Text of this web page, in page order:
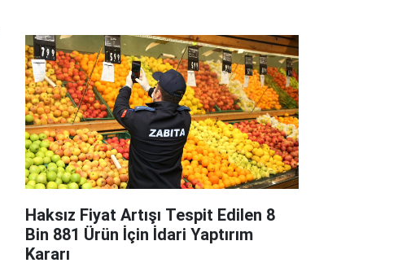
Haksız Fiyat Artışı Tespit Edilen 8
Bin 881 Ürün İçin İdari Yaptırım
Kararı